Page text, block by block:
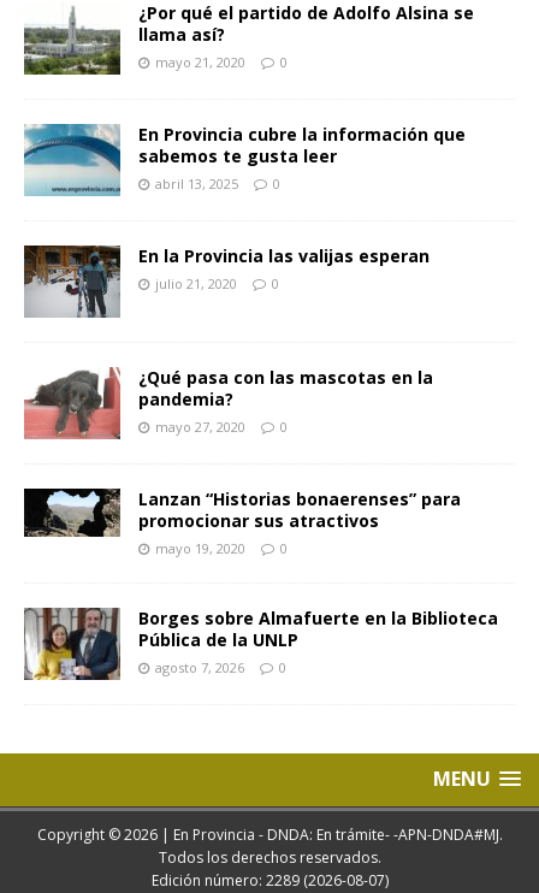
¿Por qué el partido de Adolfo Alsina se
llama así?
mayo 21, 2020 0
En Provincia cubre la información que
sabemos te gusta leer
abril 13, 2025 0
En la Provincia las valijas esperan
julio 21, 2020 0
¿Qué pasa con las mascotas en la
pandemia?
mayo 27, 2020 0
Lanzan “Historias bonaerenses” para
promocionar sus atractivos
mayo 19, 2020 0
Borges sobre Almafuerte en la Biblioteca
Pública de la UNLP
agosto 7, 2026 0
MENU
Copyright © 2026 | En Provincia - DNDA: En trámite- -APN-DNDA#MJ.
Todos los derechos reservados.
Edición número: 2289 (2026-08-07)